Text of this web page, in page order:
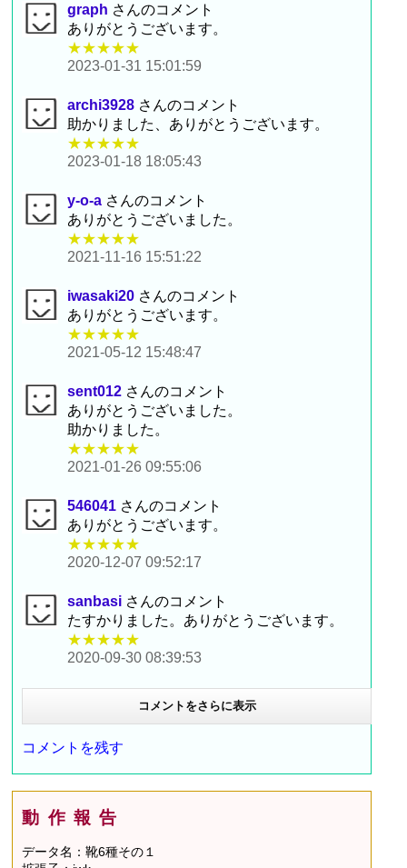
graph さんのコメント
ありがとうございます。
★★★★★
2023-01-31 15:01:59
archi3928 さんのコメント
助かりました、ありがとうございます。
★★★★★
2023-01-18 18:05:43
y-o-a さんのコメント
ありがとうございました。
★★★★★
2021-11-16 15:51:22
iwasaki20 さんのコメント
ありがとうございます。
★★★★★
2021-05-12 15:48:47
sent012 さんのコメント
ありがとうございました。
助かりました。
★★★★★
2021-01-26 09:55:06
546041 さんのコメント
ありがとうございます。
★★★★★
2020-12-07 09:52:17
sanbasi さんのコメント
たすかりました。ありがとうございます。
★★★★★
2020-09-30 08:39:53
コメントをさらに表示
コメントを残す
動作報告
データ名：靴6種その１